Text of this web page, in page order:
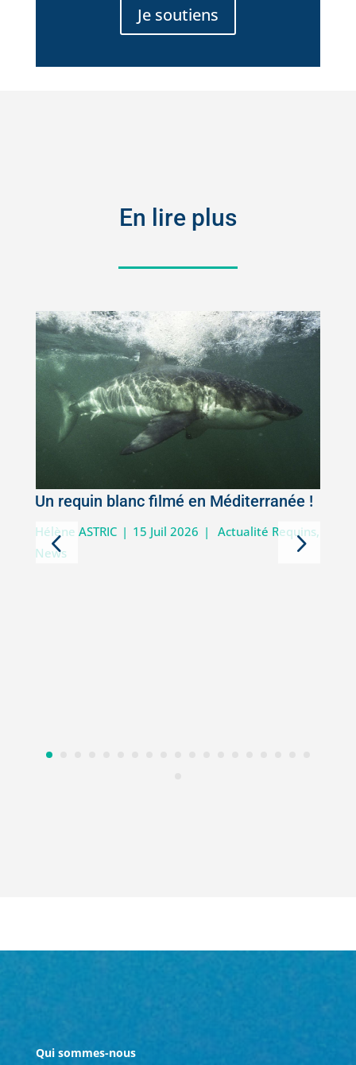
Je soutiens
En lire plus
Un requin blanc filmé en Méditerranée !
Hélène ASTRIC | 15 Juil 2026 | Actualité Requins,
News
Qui sommes-nous